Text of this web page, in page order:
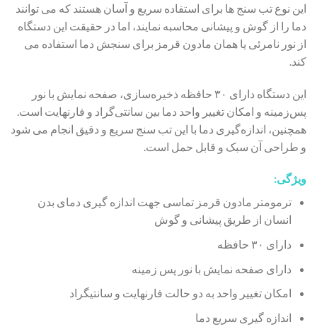
این نوع تب سنج ها برای استفاده سریع و آسان هستند که می توانند
دما را از گوش و پیشانی محاسبه نمایند، اما در حقیقت این دستگاه
از نور نامرئی یا همان مادون قرمز برای سنجش دما استفاده می
کند.
این دستگاه دارای ۳۰ حافظه ذخیره‌سازی، صفحه نمایش با نور
پس‌زمینه و امکان تغییر واحد دما بین سانتی‌گراد و فارنهایت است.
همچنین، اندازه‌گیری دما با این تب‌ سنج سریع و دقیق انجام می‌ شود
و طراحی آن سبک و قابل حمل است.
ویژگی:
ترمومتر مادون قرمز تماسی جهت اندازه گیری دمای بدن
انسان از طریق پیشانی و گوش
دارای ۳۰ حافظه
دارای صفحه نمایش با نور پس زمینه
امکان تغییر واحد به دو حالت فارنهایت و سانتیگراد
اندازه گیری سریع دما